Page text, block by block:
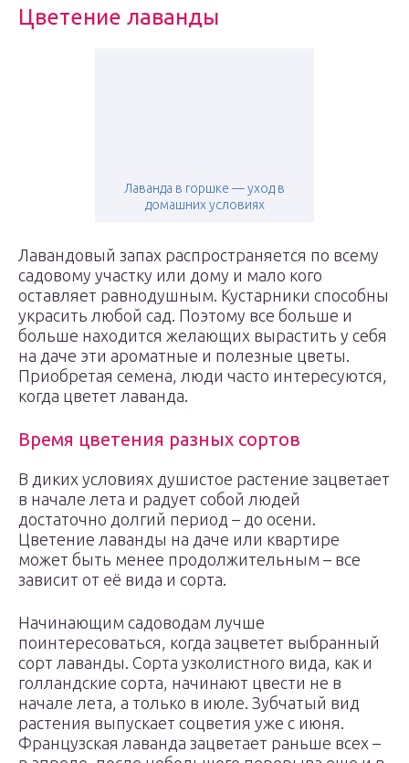
Цветение лаванды
Лаванда в горшке — уход в
домашних условиях
Лавандовый запах распространяется по всему
садовому участку или дому и мало кого
оставляет равнодушным. Кустарники способны
украсить любой сад. Поэтому все больше и
больше находится желающих вырастить у себя
на даче эти ароматные и полезные цветы.
Приобретая семена, люди часто интересуются,
когда цветет лаванда.
Время цветения разных сортов
В диких условиях душистое растение зацветает
в начале лета и радует собой людей
достаточно долгий период – до осени.
Цветение лаванды на даче или квартире
может быть менее продолжительным – все
зависит от её вида и сорта.
Начинающим садоводам лучше
поинтересоваться, когда зацветет выбранный
сорт лаванды. Сорта узколистного вида, как и
голландские сорта, начинают цвести не в
начале лета, а только в июле. Зубчатый вид
растения выпускает соцветия уже с июня.
Французская лаванда зацветает раньше всех –